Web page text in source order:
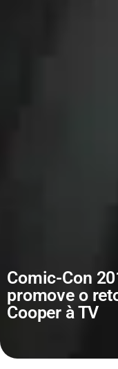
Comic-Con
promove o
Cooper à TV